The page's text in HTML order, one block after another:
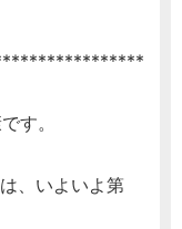
す。
、いよいよ第